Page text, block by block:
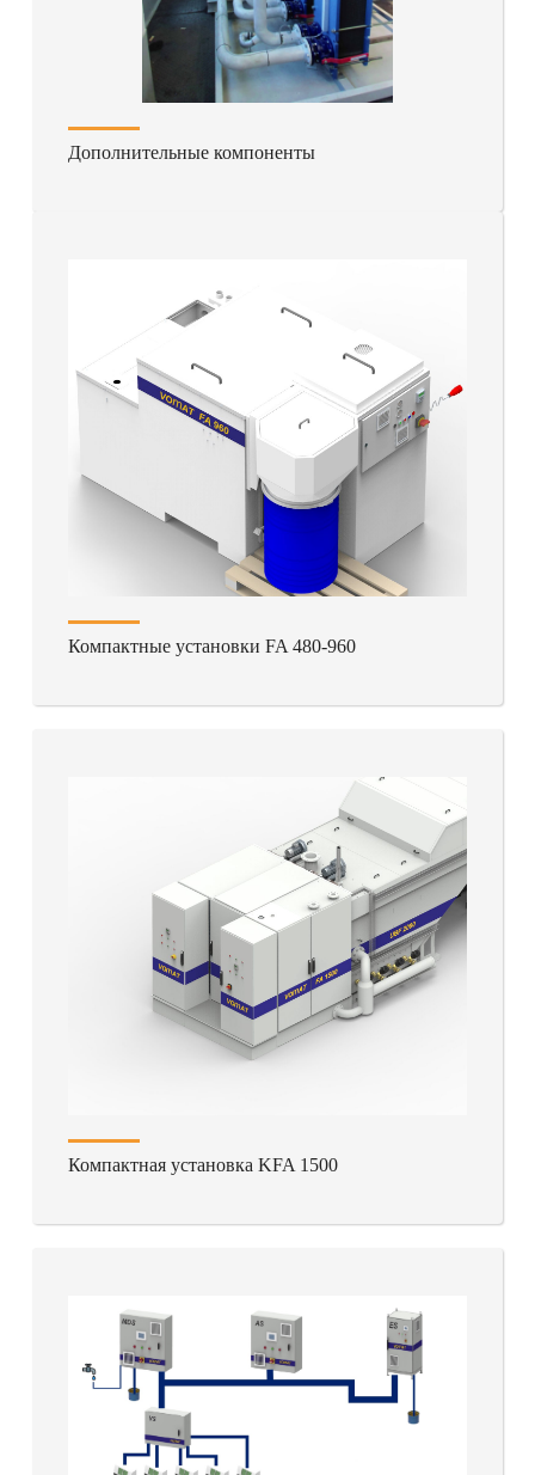
Дополнительные компоненты
Компактные установки FA 480-960
Компактная установка KFA 1500